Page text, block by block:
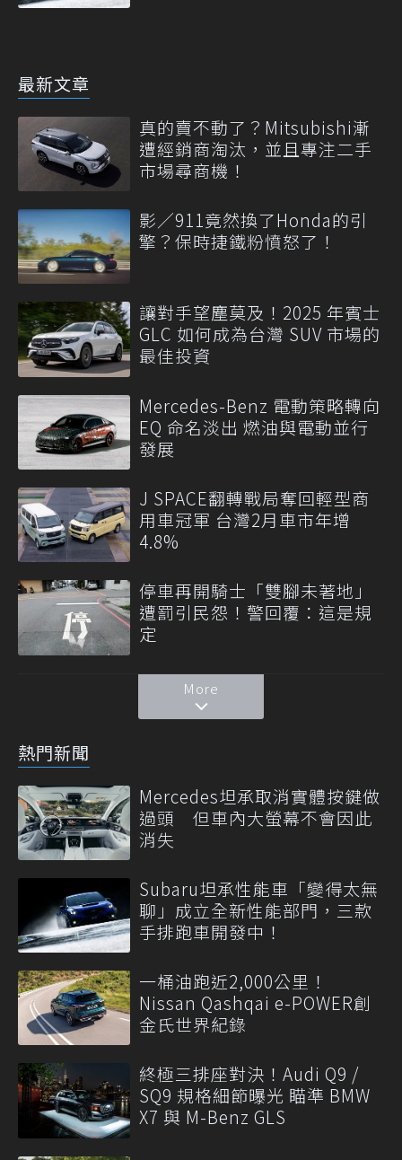
最新文章
真的賣不動了？Mitsubishi漸
遭經銷商淘汰，並且專注二手
市場尋商機！
影／911竟然換了Honda的引
擎？保時捷鐵粉憤怒了！
讓對手望塵莫及！2025 年賓士
GLC 如何成為台灣 SUV 市場的
最佳投資
Mercedes-Benz 電動策略轉向
EQ 命名淡出 燃油與電動並行
發展
J SPACE翻轉戰局奪回輕型商
用車冠軍 台灣2月車市年增
4.8%
停車再開騎士「雙腳未著地」
遭罰引民怨！警回覆：這是規
定
More
熱門新聞
Mercedes坦承取消實體按鍵做
過頭 但車內大螢幕不會因此
消失
Subaru坦承性能車「變得太無
聊」成立全新性能部門，三款
手排跑車開發中！
一桶油跑近2,000公里！
Nissan Qashqai e-POWER創
金氏世界紀錄
終極三排座對決！Audi Q9 /
SQ9 規格細節曝光 瞄準 BMW
X7 與 M-Benz GLS